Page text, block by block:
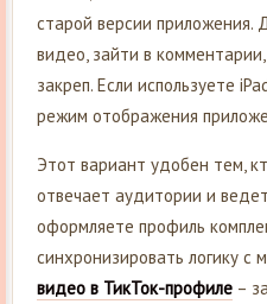
старой версии приложения.
видео, зайти в
закреп. Если используете
режим отображения
Этот вариант удобен тем,
отвечает аудитории и
оформляете профиль
синхронизировать логику с
видео в ТикТок-профиле –